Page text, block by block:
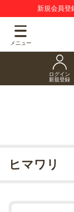
新規会員登
メニュー
ログイン
新規登録
ヒマワリ